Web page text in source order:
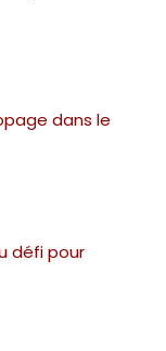
dans le
défi pour